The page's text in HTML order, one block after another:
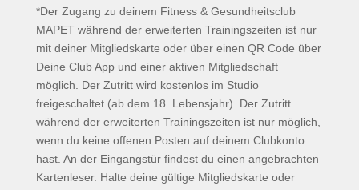
*Der Zugang zu deinem Fitness & Gesundheitsclub
MAPET während der erweiterten Trainingszeiten ist nur
mit deiner Mitgliedskarte oder über einen QR Code über
Deine Club App und einer aktiven Mitgliedschaft
möglich. Der Zutritt wird kostenlos im Studio
freigeschaltet (ab dem 18. Lebensjahr). Der Zutritt
während der erweiterten Trainingszeiten ist nur möglich,
wenn du keine offenen Posten auf deinem Clubkonto
hast. An der Eingangstür findest du einen angebrachten
Kartenleser. Halte deine gültige Mitgliedskarte oder